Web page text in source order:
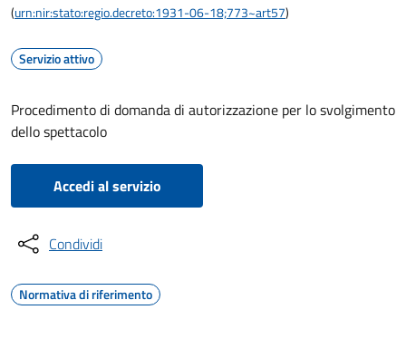
(urn:nir:stato:regio.decreto:1931-06-18;773~art57)
Servizio attivo
Procedimento di domanda di autorizzazione per lo svolgimento
dello spettacolo
Accedi al servizio
Condividi
Normativa di riferimento